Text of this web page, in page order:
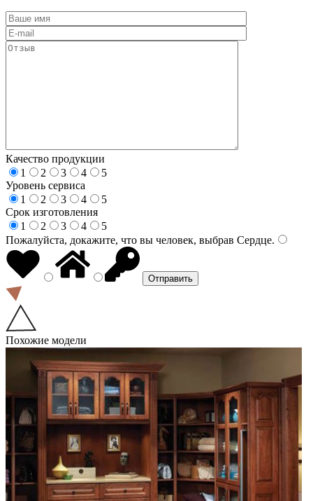
Качество продукции
1
2 3 4
5
Уровень сервиса
1
2 3 4
5
Срок изготовления
1
2 3 4
5
Пожалуйста, докажите, что вы человек, выбрав Сердце.
Похожие модели